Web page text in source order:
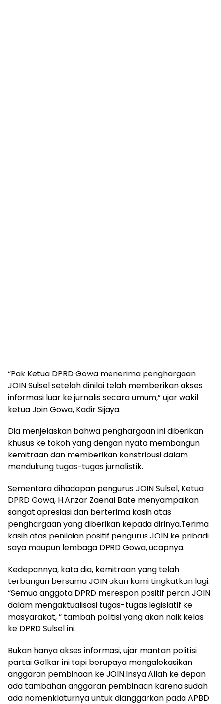
“Pak Ketua DPRD Gowa menerima penghargaan
JOIN Sulsel setelah dinilai telah memberikan akses
informasi luar ke jurnalis secara umum,” ujar wakil
ketua Join Gowa, Kadir Sijaya.
Dia menjelaskan bahwa penghargaan ini diberikan
khusus ke tokoh yang dengan nyata membangun
kemitraan dan memberikan konstribusi dalam
mendukung tugas-tugas jurnalistik.
Sementara dihadapan pengurus JOIN Sulsel, Ketua
DPRD Gowa, H.Anzar Zaenal Bate menyampaikan
sangat apresiasi dan berterima kasih atas
penghargaan yang diberikan kepada dirinya.Terima
kasih atas penilaian positif pengurus JOIN ke pribadi
saya maupun lembaga DPRD Gowa, ucapnya.
Kedepannya, kata dia, kemitraan yang telah
terbangun bersama JOIN akan kami tingkatkan lagi.
“Semua anggota DPRD merespon positif peran JOIN
dalam mengaktualisasi tugas-tugas legislatif ke
masyarakat, ” tambah politisi yang akan naik kelas
ke DPRD Sulsel ini.
Bukan hanya akses informasi, ujar mantan politisi
partai Golkar ini tapi berupaya mengalokasikan
anggaran pembinaan ke JOIN.Insya Allah ke depan
ada tambahan anggaran pembinaan karena sudah
ada nomenklaturnya untuk dianggarkan pada APBD